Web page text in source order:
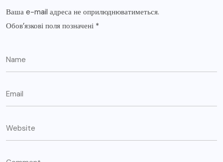
Ваша e-mail адреса не оприлюднюватиметься.
Обов’язкові поля позначені *